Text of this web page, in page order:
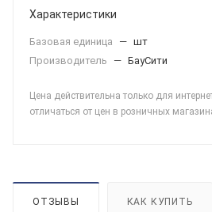
Характеристики
Базовая единица — шт
Производитель
— БауСити
Цена действительна только для
отличаться от цен в розничных
ОТЗЫВЫ КАК КУПИТЬ